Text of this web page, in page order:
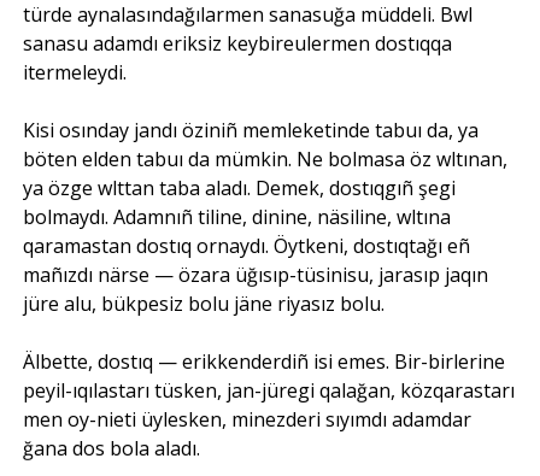
türde aynalasındağılarmen sanasuğa müddeli. Bwl
sanasu adamdı eriksiz keybireulermen dostıqqa
itermeleydi.
Kisi osınday jandı öziniñ memleketinde tabuı da, ya
böten elden tabuı da mümkin. Ne bolmasa öz wltınan,
ya özge wlttan taba aladı. Demek, dostıqgıñ şegi
bolmaydı. Adamnıñ tiline, dinine, näsiline, wltına
qaramastan dostıq ornaydı. Öytkeni, dostıqtağı eñ
mañızdı närse — özara üğısıp-tüsinisu, jarasıp jaqın
jüre alu, bükpesiz bolu jäne riyasız bolu.
Älbette, dostıq — erikkenderdiñ isi emes. Bir-birlerine
peyil-ıqılastarı tüsken, jan-jüregi qalağan, közqarastarı
men oy-nieti üylesken, minezderi sıyımdı adamdar
ğana dos bola aladı.